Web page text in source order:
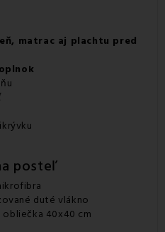
matrac aj plachtu pred
posteľ
duté vlákno
obliečka 40x40 cm